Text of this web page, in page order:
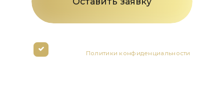
Нажимая кнопку вы соглашаетесь с
условиями Политики конфиденциальности